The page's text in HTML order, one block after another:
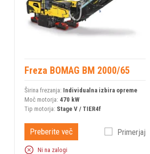
Freza BOMAG BM 2000/65
Širina frezanja: Individualna izbira opreme
Moč motorja: 470 kW
Tip motorja: Stage V / TIER4f
Preberite več Primerjaj
Ni na zalogi